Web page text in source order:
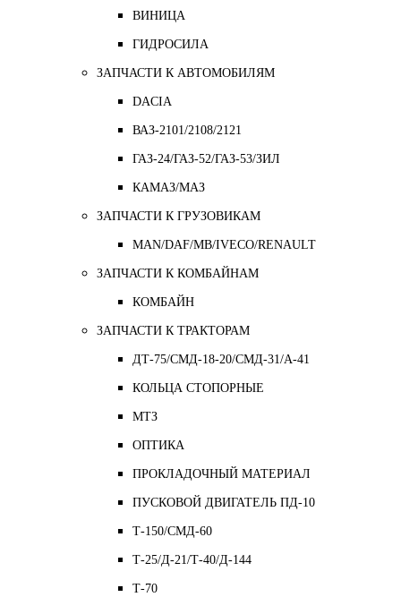
ВИНИЦА
ГИДРОСИЛА
ЗАПЧАСТИ К АВТОМОБИЛЯМ
DACIA
ВАЗ-2101/2108/2121
ГАЗ-24/ГАЗ-52/ГАЗ-53/ЗИЛ
КАМАЗ/МАЗ
ЗАПЧАСТИ К ГРУЗОВИКАМ
MAN/DAF/MB/IVECO/RENAULT
ЗАПЧАСТИ К КОМБАЙНАМ
КОМБАЙН
ЗАПЧАСТИ К ТРАКТОРАМ
ДТ-75/СМД-18-20/СМД-31/A-41
КОЛЬЦА СТОПОРНЫЕ
МТЗ
ОПТИКА
ПРОКЛАДОЧНЫЙ МАТЕРИАЛ
ПУСКОВОЙ ДВИГАТЕЛЬ ПД-10
Т-150/СМД-60
Т-25/Д-21/Т-40/Д-144
Т-70